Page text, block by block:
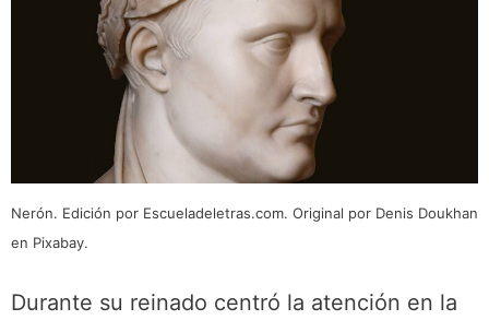
Nerón. Edición por Escueladeletras.com. Original por Denis Doukhan
en Pixabay.
Durante su reinado centró la atención en la